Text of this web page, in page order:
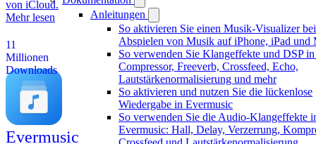
Anleitungen
So aktivieren Sie einen Musik-Visualizer
Abspielen von Musik auf iPhone, iPad und
So verwenden Sie Klangeffekte und DSP
Compressor, Freeverb, Crossfeed, Echo,
Lautstärkenormalisierung und mehr
So aktivieren und nutzen Sie die lückenlose
Wiedergabe in Evermusic
So verwenden Sie die Audio-Klangeffekte
Evermusic: Hall, Delay, Verzerrung,
von iCloud.
Mehr lesen
Evermusic
11
Millionen
Downloads